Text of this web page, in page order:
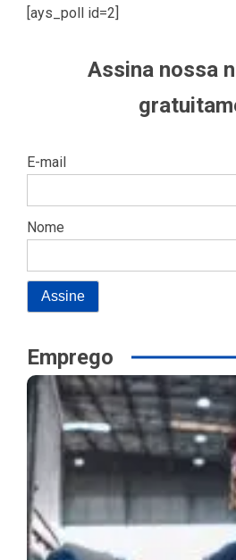
[ays_poll id=2]
Assina nossa
E-mail
Nome
Emprego